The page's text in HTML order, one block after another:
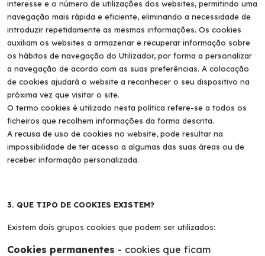
interesse e o número de utilizações dos websites, permitindo uma
navegação mais rápida e eficiente, eliminando a necessidade de
introduzir repetidamente as mesmas informações. Os cookies
auxiliam os websites a armazenar e recuperar informação sobre
os hábitos de navegação do Utilizador, por forma a personalizar
a navegação de acordo com as suas preferências. A colocação
de cookies ajudará o website a reconhecer o seu dispositivo na
próxima vez que visitar o site.
O termo cookies é utilizado nesta política refere-se a todos os
ficheiros que recolhem informações da forma descrita.
A recusa de uso de cookies no website, pode resultar na
impossibilidade de ter acesso a algumas das suas áreas ou de
receber informação personalizada.
3. QUE TIPO DE COOKIES EXISTEM?
Existem dois grupos cookies que podem ser utilizados:
Cookies permanentes - cookies que ficam